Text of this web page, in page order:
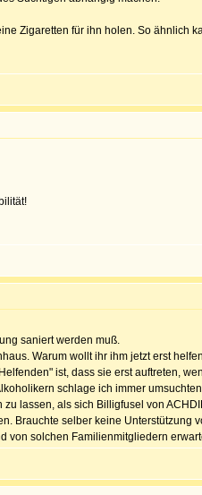
Zigaretten für ihn holen. So ähnlich
saniert werden muß.
Warum wollt ihr ihm jetzt erst
ist, dass sie erst auftreten,
schlage ich immer
lassen, als sich Billigfusel von
Brauchte selber keine
von solchen Familienmitgliedern